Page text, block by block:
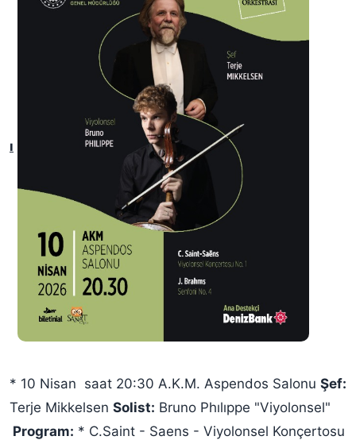
ı
* 10 Nisan saat 20:30 A.K.M. Aspendos Salonu Şef:
Terje Mikkelsen Solist: Bruno Phılıppe "Viyolonsel"
Program: * C.Saint - Saens - Viyolonsel Konçertosu